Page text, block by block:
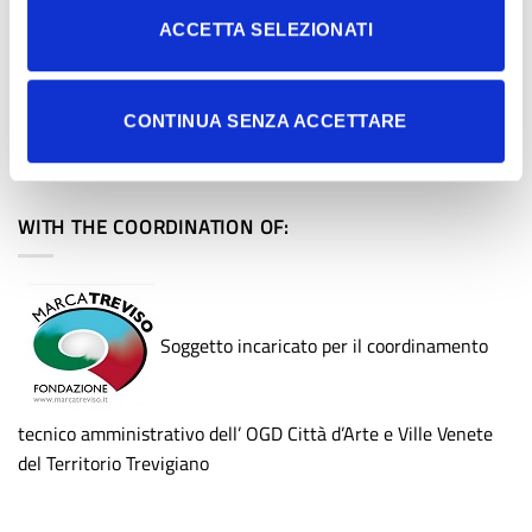
ACCETTA SELEZIONATI
CONTINUA SENZA ACCETTARE
Informativa privacy aderenti OGD
Privacy Policy
WITH THE COORDINATION OF:
Soggetto incaricato per il coordinamento
tecnico amministrativo dell’ OGD Città d’Arte e Ville Venete
del Territorio Trevigiano